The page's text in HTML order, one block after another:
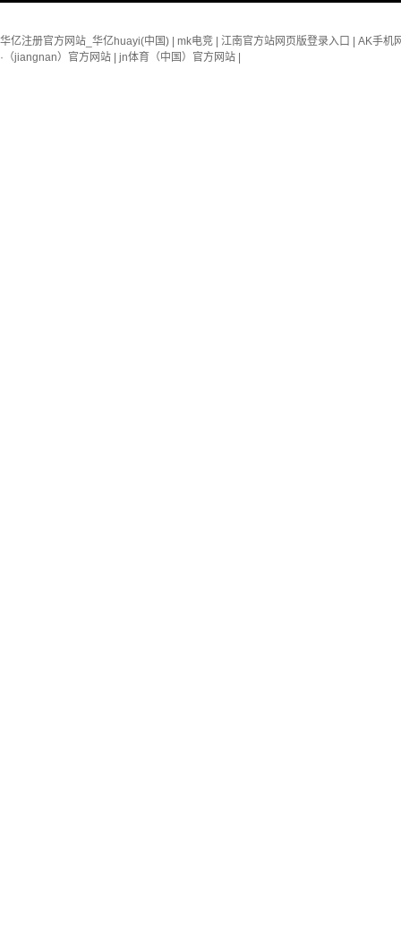
华亿注册官方网站_华亿huayi(中国) | mk电竞 | 江南官方站网页版登录入口 | AK手机
·（jiangnan）官方网站 | jn体育（中国）官方网站 |